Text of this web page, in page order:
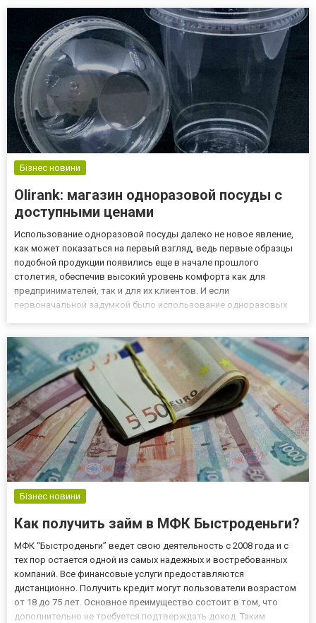
Бізнес новини
Olirank: магазин одноразовой посуды с
доступными ценами
Использование одноразовой посуды далеко не новое явление,
как может показаться на первый взгляд, ведь первые образцы
подобной продукции появились еще в начале прошлого
столетия, обеспечив высокий уровень комфорта как для
предпринимателей, так и для их клиентов. И если
первоначальной задумкой было использование одноразовых
прекрасной альтернативой к...
Бізнес новини
Как получить займ в МФК Быстроденьги?
МФК “Быстроденьги” ведет свою деятельность с 2008 года и с
тех пор остается одной из самых надежных и востребованных
компаний. Все финансовые услуги предоставляются
дистанционно. Получить кредит могут пользователи возрастом
от 18 до 75 лет. Основное преимущество состоит в том, что
дополнительно не требуется подтверждать доход. Таким